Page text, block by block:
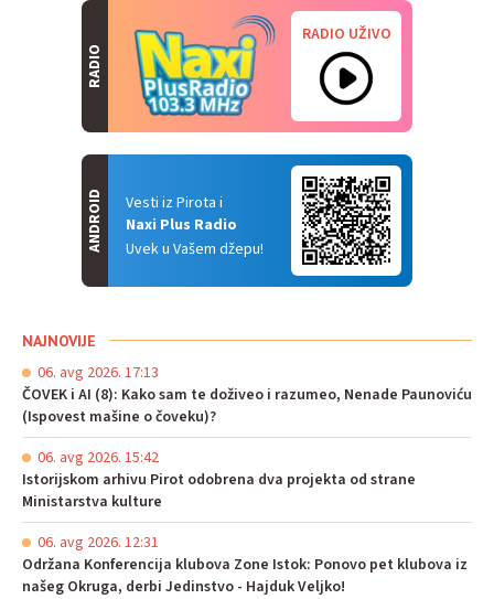
RADIO
RADIO UŽIVO
Vesti iz Pirota i
Naxi Plus Radio
Uvek u Vašem džepu!
ANDROID
NAJNOVIJE
06. avg 2026. 17:13
ČOVEK i AI (8): Kako sam te doživeo i razumeo, Nenade Paunoviću
(Ispovest mašine o čoveku)?
06. avg 2026. 15:42
Istorijskom arhivu Pirot odobrena dva projekta od strane
Ministarstva kulture
06. avg 2026. 12:31
Održana Konferencija klubova Zone Istok: Ponovo pet klubova iz
našeg Okruga, derbi Jedinstvo - Hajduk Veljko!